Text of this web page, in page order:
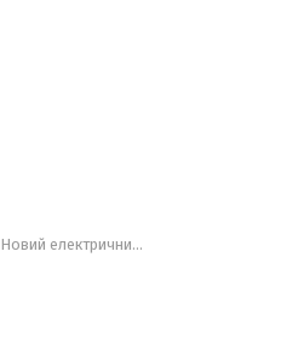
Новий електричний мінівен Hycan V09 отримав запас ходу 750 км